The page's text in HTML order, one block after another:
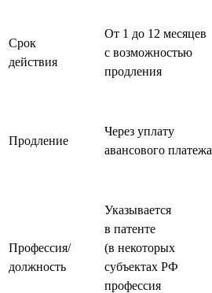
Срок
действия
От 1 до 12 месяцев
с возможностью
продления
Продление
Через уплату
авансового платежа
Профессия/
должность
Указывается
в патенте
(в некоторых
субъектах РФ
профессия